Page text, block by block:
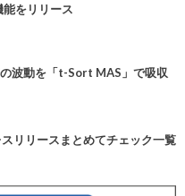
をリリース
波動を「t-Sort MAS」で吸収
スリリースまとめてチェック一覧